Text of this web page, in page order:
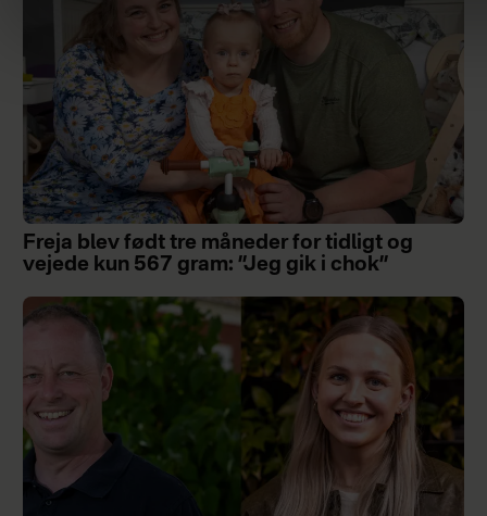
Freja blev født tre måneder for tidligt og
vejede kun 567 gram: ”Jeg gik i chok”